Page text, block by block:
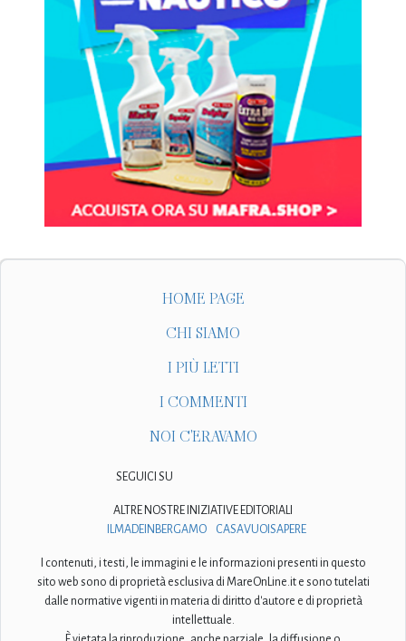
HOME PAGE
CHI SIAMO
I PIÙ LETTI
I COMMENTI
NOI C'ERAVAMO
SEGUICI SU
ALTRE NOSTRE INIZIATIVE EDITORIALI
ILMADEINBERGAMO
CASAVUOISAPERE
I contenuti, i testi, le immagini e le informazioni presenti in questo
sito web sono di proprietà esclusiva di MareOnLine.it e sono tutelati
dalle normative vigenti in materia di diritto d'autore e di proprietà
intellettuale.